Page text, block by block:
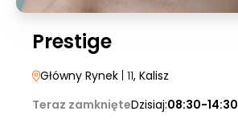
Prestige
Główny Rynek | 11, Kalisz
Teraz zamknięteDzisiaj:08:30-14:30